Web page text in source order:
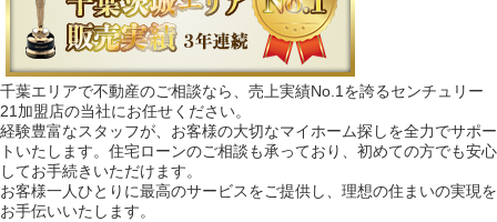
千葉エリアで不動産のご相談なら、売上実績No.1を誇るセンチュリー
21加盟店の当社にお任せください。
経験豊富なスタッフが、お客様の大切なマイホーム探しを全力でサポー
トいたします。住宅ローンのご相談も承っており、初めての方でも安心
してお手続きいただけます。
お客様一人ひとりに最高のサービスをご提供し、理想の住まいの実現を
お手伝いいたします。